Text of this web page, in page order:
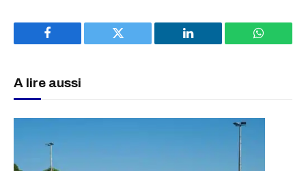
Facebook Twitter LinkedIn
A lire aussi